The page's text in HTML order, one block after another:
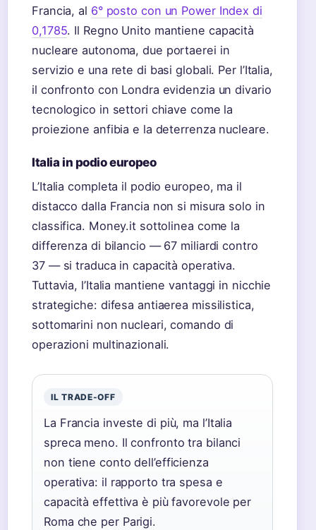
Francia, al 6° posto con un Power Index di
0,1785. Il Regno Unito mantiene capacità
nucleare autonoma, due portaerei in
servizio e una rete di basi globali. Per l’Italia,
il confronto con Londra evidenzia un divario
tecnologico in settori chiave come la
proiezione anfibia e la deterrenza nucleare.
Italia in podio europeo
L’Italia completa il podio europeo, ma il
distacco dalla Francia non si misura solo in
classifica. Money.it sottolinea come la
differenza di bilancio — 67 miliardi contro
37 — si traduca in capacità operativa.
Tuttavia, l’Italia mantiene vantaggi in nicchie
strategiche: difesa antiaerea missilistica,
sottomarini non nucleari, comando di
operazioni multinazionali.
IL TRADE-OFF
La Francia investe di più, ma l’Italia
spreca meno. Il confronto tra bilanci
non tiene conto dell’efficienza
operativa: il rapporto tra spesa e
capacità effettiva è più favorevole per
Roma che per Parigi.